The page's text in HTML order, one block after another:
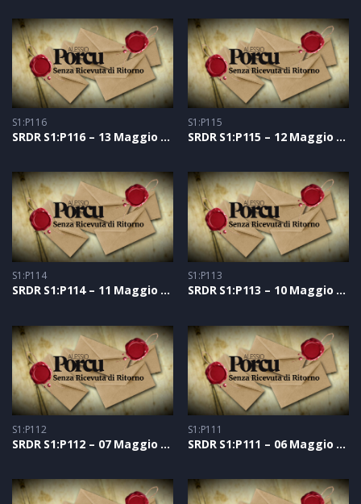
S1:P116
SRDR S1:P116 – 13 Maggio 2021
S1:P115
SRDR S1:P115 – 12 Maggio 2021
S1:P114
SRDR S1:P114 – 11 Maggio 2021
S1:P113
SRDR S1:P113 – 10 Maggio 2021
S1:P112
SRDR S1:P112 – 07 Maggio 2021
S1:P111
SRDR S1:P111 – 06 Maggio 2021